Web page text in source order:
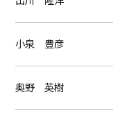
小泉 豊彦
奥野 英樹